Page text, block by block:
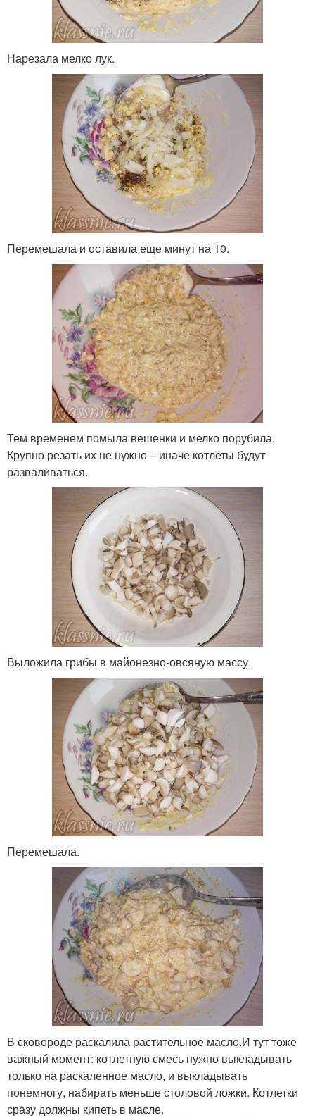
Нарезала мелко лук.
Перемешала и оставила еще минут на 10.
Тем временем помыла вешенки и мелко порубила.
Крупно резать их не нужно – иначе котлеты будут
разваливаться.
Выложила грибы в майонезно-овсяную массу.
Перемешала.
В сковороде раскалила растительное масло.И тут тоже
важный момент: котлетную смесь нужно выкладывать
только на раскаленное масло, и выкладывать
понемногу, набирать меньше столовой ложки. Котлетки
сразу должны кипеть в масле.